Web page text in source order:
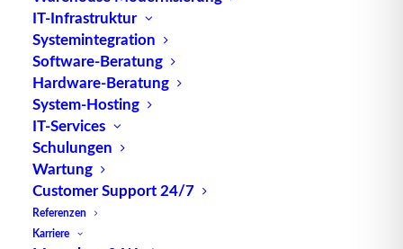
IT-Infrastruktur
Systemintegration
Software-Beratung
Hardware-Beratung
System-Hosting
IT-Services
Schulungen
Wartung
Customer Support 24/7
Referenzen
Karriere
AG).
Quelle: logipedia / Fraunhofer IML
TUP GmbH & Co. KG